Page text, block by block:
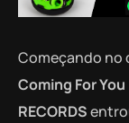
Começando no
Coming For
RECORDS